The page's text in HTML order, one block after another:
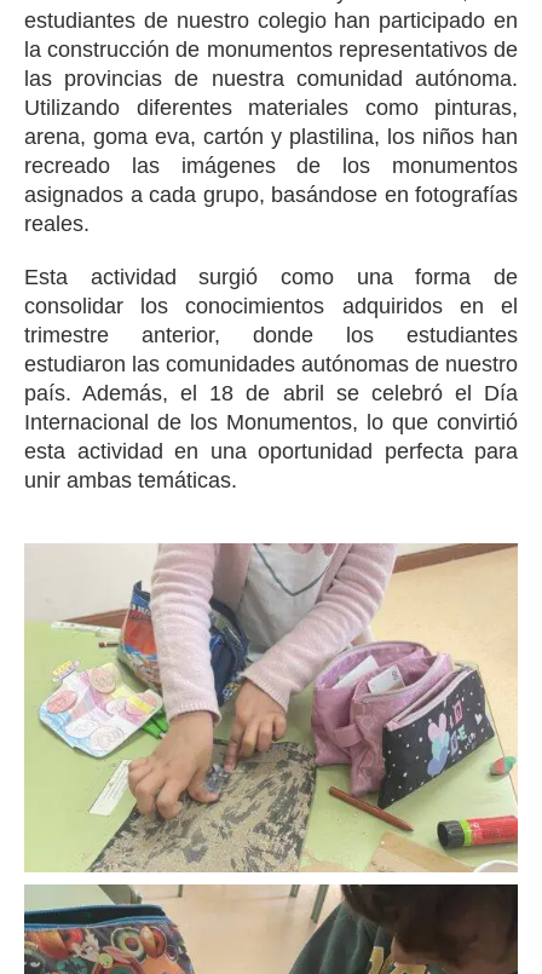
estudiantes de nuestro colegio han participado en
la construcción de monumentos representativos de
las provincias de nuestra comunidad autónoma.
Utilizando diferentes materiales como pinturas,
arena, goma eva, cartón y plastilina, los niños han
recreado las imágenes de los monumentos
asignados a cada grupo, basándose en fotografías
reales.
Esta actividad surgió como una forma de
consolidar los conocimientos adquiridos en el
trimestre anterior, donde los estudiantes
estudiaron las comunidades autónomas de nuestro
país. Además, el 18 de abril se celebró el Día
Internacional de los Monumentos, lo que convirtió
esta actividad en una oportunidad perfecta para
unir ambas temáticas.